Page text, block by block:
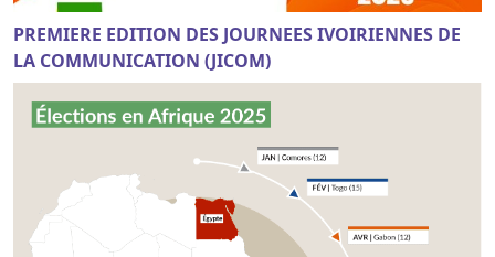
PREMIERE EDITION DES JOURNEES IVOIRIENNES DE
LA COMMUNICATION (JICOM)